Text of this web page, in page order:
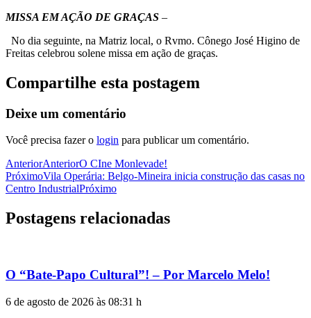
MISSA EM AÇÃO DE GRAÇAS –
No dia seguinte, na Matriz local, o Rvmo. Cônego José Higino de
Freitas celebrou solene missa em ação de graças.
Compartilhe esta postagem
Deixe um comentário
Você precisa fazer o login para publicar um comentário.
AnteriorAnteriorO CIne Monlevade!
PróximoVila Operária: Belgo-Mineira inicia construção das casas no
Centro IndustrialPróximo
Postagens relacionadas
O “Bate-Papo Cultural”! – Por Marcelo Melo!
6 de agosto de 2026 às 08:31 h